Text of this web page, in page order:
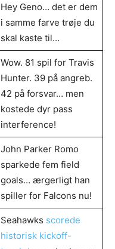
Hey Geno… det er dem
i samme farve trøje du
skal kaste til…
Wow. 81 spil for Travis
Hunter. 39 på angreb.
42 på forsvar… men
kostede dyr pass
interference!
John Parker Romo
sparkede fem field
goals… ærgerligt han
spiller for Falcons nu!
Seahawks scorede
historisk kickoff-